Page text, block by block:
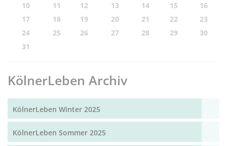
10
11 12 13 14 15
16
17
18 19 20 21 22
23
24
25 26 27 28 29
30
31
KölnerLeben Archiv
KölnerLeben Winter 2025
KölnerLeben Sommer 2025